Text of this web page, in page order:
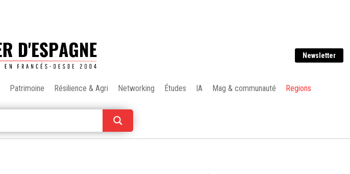
Newsletter
Patrimoine Résilience & Agri Networking Études IA Mag & communauté Regions